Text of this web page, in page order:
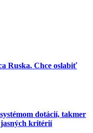
Ruska. Chce oslabiť
dotácií, takmer
jasných kritérií